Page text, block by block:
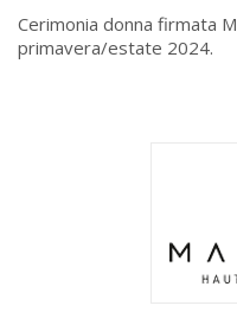
Cerimonia donna firmata
primavera/estate 2024.